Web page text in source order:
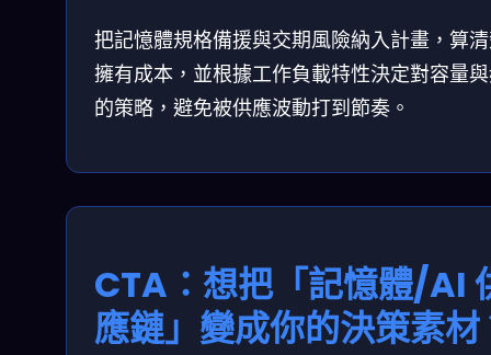
把記憶體規格備援與交期風險納入計畫，算
擁有成本，並根據工作負載特性決定對容量
的策略，避免被供應波動打到節奏。
CTA：想把「記憶體/AI
應鏈」變成你的決策素材